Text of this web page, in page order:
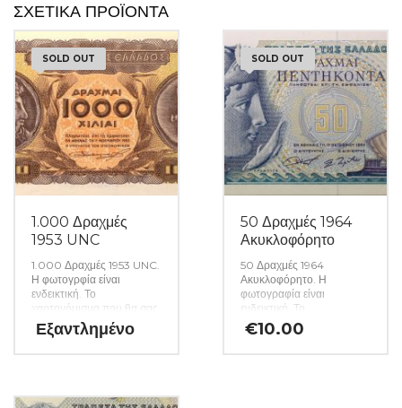
ΣΧΕΤΙΚΆ ΠΡΟΪΌΝΤΑ
SOLD OUT
1.000 Δραχμές
1953 UNC
1.000 Δραχμές 1953 UNC.
Η φωτογρφία είναι
ενδεικτική. Το
χαρτονόμισμα που θα σας
αποσταλεί θα είναι σε
ακυκλοφόρητη κατάσταση
Εξαντλημένο
SOLD OUT
50 Δραχμές 1964
Ακυκλοφόρητο
50 Δραχμές 1964
Ακυκλοφόρητο. Η
φωτογραφία είναι
ενδεικτική. Το
χαρτονόμισμα που θα σας
αποσταλεί θα είναι σε
€10.00